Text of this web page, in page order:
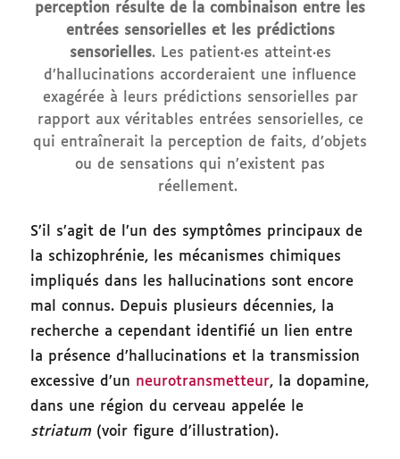
perception résulte de la combinaison entre les
entrées sensorielles et les prédictions
sensorielles. Les patient·es atteint·es
d’hallucinations accorderaient une influence
exagérée à leurs prédictions sensorielles par
rapport aux véritables entrées sensorielles, ce
qui entraînerait la perception de faits, d’objets
ou de sensations qui n’existent pas
réellement.
S’il s’agit de l’un des symptômes principaux de
la schizophrénie, les mécanismes chimiques
impliqués dans les hallucinations sont encore
mal connus. Depuis plusieurs décennies, la
recherche a cependant identifié un lien entre
la présence d’hallucinations et la transmission
excessive d’un neurotransmetteur, la dopamine,
dans une région du cerveau appelée le
striatum (voir figure d’illustration).